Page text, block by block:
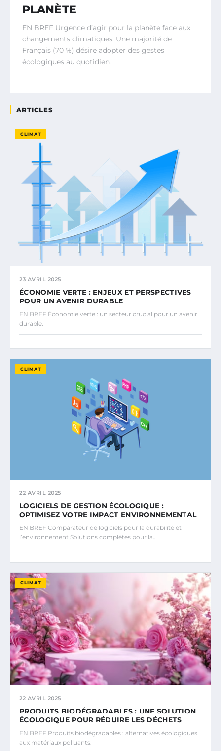
PLANÈTE
EN BREF Urgence d’agir pour la planète face aux
changements climatiques. Une majorité de
Français (70 %) désire adopter des gestes
écologiques au quotidien.
ARTICLES
CLIMAT
23 AVRIL 2025
ÉCONOMIE VERTE : ENJEUX ET PERSPECTIVES
POUR UN AVENIR DURABLE
EN BREF Économie verte : un secteur crucial pour un avenir
durable.
CLIMAT
22 AVRIL 2025
LOGICIELS DE GESTION ÉCOLOGIQUE :
OPTIMISEZ VOTRE IMPACT ENVIRONNEMENTAL
EN BREF Comparateur de logiciels pour la durabilité et
l’environnement Solutions complètes pour la…
CLIMAT
22 AVRIL 2025
PRODUITS BIODÉGRADABLES : UNE SOLUTION
ÉCOLOGIQUE POUR RÉDUIRE LES DÉCHETS
EN BREF Produits biodégradables : alternatives écologiques
aux matériaux polluants.